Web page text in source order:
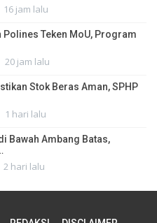
16 jam lalu
Teken MoU, Program
20 jam lalu
Stok Beras Aman, SPHP
1 hari lalu
Bawah Ambang Batas,
2 hari lalu